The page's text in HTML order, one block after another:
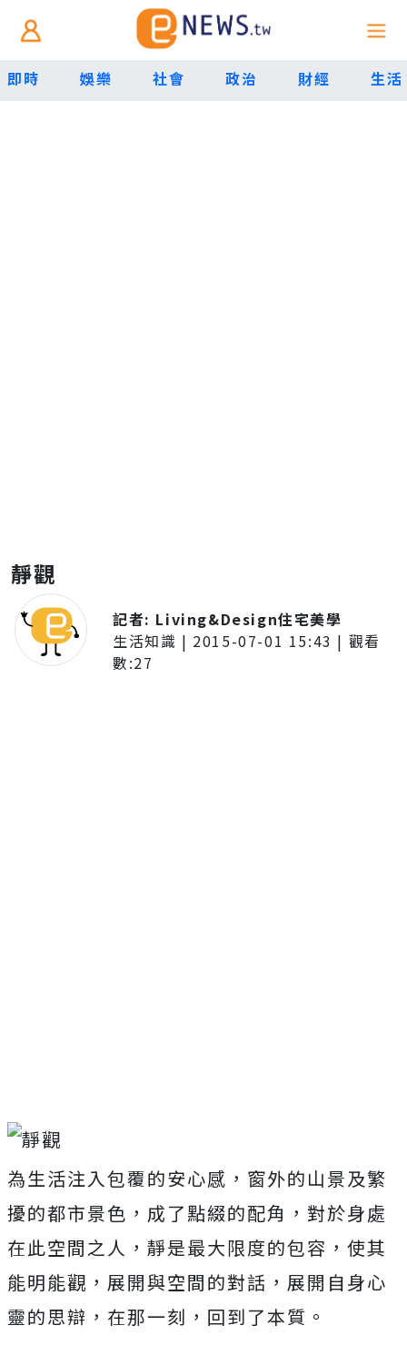
即時 娛樂 社會 政治 財經 生活
靜觀
記者: Living&Design住宅美學
生活知識 | 2015-07-01 15:43 | 觀看
數:27
為生活注入包覆的安心感，窗外的山景及繁
擾的都市景色，成了點綴的配角，對於身處
在此空間之人，靜是最大限度的包容，使其
能明能觀，展開與空間的對話，展開自身心
靈的思辯，在那一刻，回到了本質。